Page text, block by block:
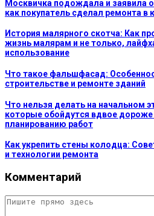
Москвичка подождала и заявила
как покупатель сделал ремонта в
История малярного скотча: Как
жизнь малярам и не только,
использование
Что такое фальшфасад:
строительстве и ремонте зданий
Что нельзя делать на начальном
которые обойдутся вдвое
планированию работ
Как укрепить стены колодца:
и технологии ремонта
Комментарий